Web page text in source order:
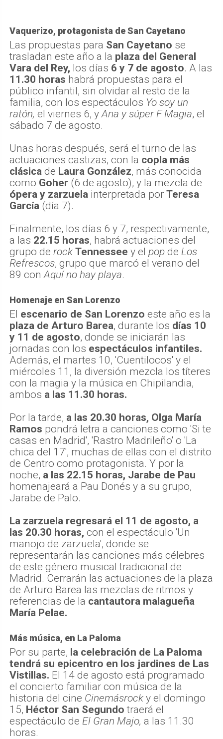
Vaquerizo, protagonista de San Cayetano
Las propuestas para San Cayetano se
trasladan este año a la plaza del General
Vara del Rey, los días 6 y 7 de agosto. A las
11.30 horas habrá propuestas para el
público infantil, sin olvidar al resto de la
familia, con los espectáculos Yo soy un
ratón, el viernes 6, yAna y súper F Magia, el
sábado 7 de agosto.
Unas horas después, será el turno de las
actuaciones castizas, con la copla más
clásica de Laura González, más conocida
como Goher (6 de agosto), y la mezcla de
ópera y zarzuela interpretada por Teresa
García (día 7).
Finalmente, los días 6 y 7, respectivamente,
a las 22.15 horas, habrá actuaciones del
grupo de rock Tennessee y el pop de Los
Refrescos, grupo que marcó el verano del
89 conAquí no hay playa.
Homenaje en San Lorenzo
El escenario de San Lorenzo este año es la
plaza de Arturo Barea, durante los días 10
y 11 de agosto, donde se iniciarán las
jornadas con los espectáculos infantiles.
Además, el martes 10, 'Cuentilocos' y el
miércoles 11, la diversión mezcla los títeres
con la magia y la música en Chipilandia,
ambos a las 11.30 horas.
Por la tarde, a las 20.30 horas, Olga María
Ramos pondrá letra a canciones como 'Si te
casas en Madrid', 'Rastro Madrileño' o 'La
chica del 17', muchas de ellas con el distrito
de Centro como protagonista. Y por la
noche, a las 22.15 horas, Jarabe de Pau
homenajeará a Pau Donés y a su grupo,
Jarabe de Palo.
La zarzuela regresará el 11 de agosto, a
las 20.30 horas, con el espectáculo 'Un
manojo de zarzuela', donde se
representarán las canciones más célebres
de este género musical tradicional de
Madrid. Cerrarán las actuaciones de la plaza
de Arturo Barea las mezclas de ritmos y
referencias de la cantautora malagueña
María Pelae.
Más música, en La Paloma
Por su parte, la celebración de La Paloma
tendrá su epicentro en los jardines de Las
Vistillas. El 14 de agosto está programado
el concierto familiar con música de la
historia del cine Cinemásrock y el domingo
15, Héctor San Segundo traerá el
espectáculo de El Gran Majo, a las 11.30
horas.